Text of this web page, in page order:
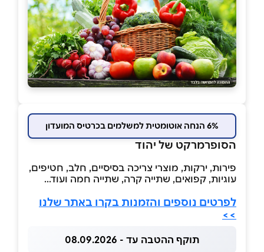
6% הנחה אוטומטית למשלמים בכרטיס המועדון
הסופרמרקט של יהוד
פירות, ירקות, מוצרי צריכה בסיסיים, חלב, חטיפים,
עוגיות, קפואים, שתייה קרה, שתייה חמה ועוד...
לפרטים נוספים והזמנות בקרו באתר שלנו
>>
תוקף ההטבה עד - 08.09.2026